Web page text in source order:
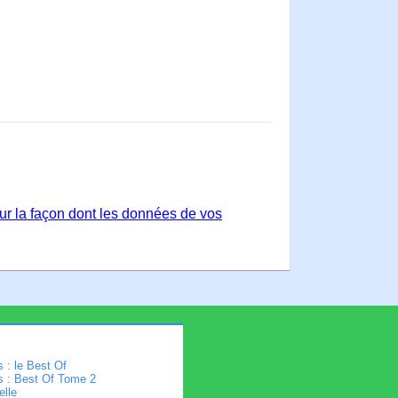
la façon dont les données de vos
: le Best Of
: Best Of Tome 2